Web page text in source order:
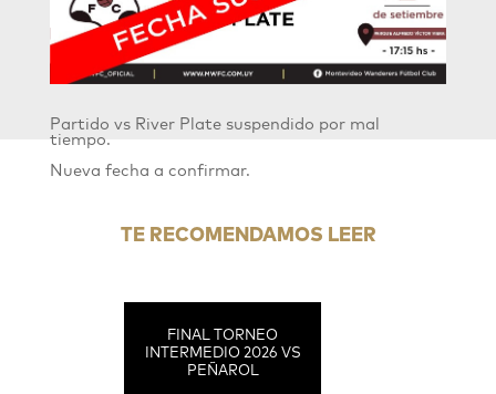
Partido vs River Plate suspendido por mal
tiempo.
Nueva fecha a confirmar.
TE RECOMENDAMOS LEER
FINAL TORNEO
INTERMEDIO 2026 VS
PEÑAROL